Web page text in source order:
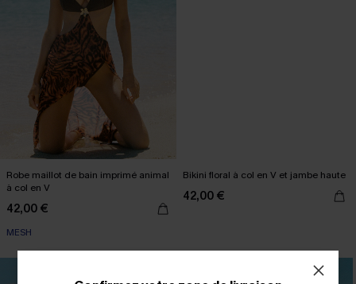
Robe maillot de bain imprimé animal
à col en V
42,00 €
MESH
Bikini floral à col en V et jambe haute
42,00 €